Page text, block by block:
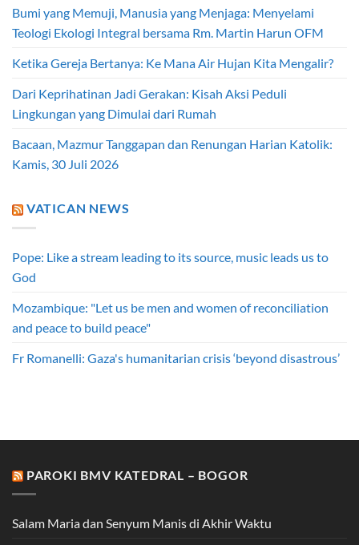
Bumi yang Memuji, Manusia yang Menjaga: Menyelami
Teologi Ekologi Integral bersama Rm. Martin Harun OFM
Ketika Gereja Bertanya: Ke Mana Air Hujan Kita Mengalir?
Dari Keprihatinan Jadi Gerakan: Kisah Aksi Peduli
Lingkungan yang Dimulai dari Rumah
Bacaan, Mazmur Tanggapan dan Renungan Harian Katolik:
Kamis, 30 Juli 2026
VATICAN NEWS
Pope: Like a stream leading to its source, music leads us to
God
Mozambique: "Let us be men and women of reconciliation
and peace to build peace"
Fr Romanelli: Gaza's humanitarian crisis ‘beyond disastrous’
PAROKI BMV KATEDRAL – BOGOR
Salam Maria dan Senyum Manis di Akhir Waktu